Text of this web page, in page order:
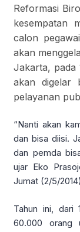
Reformasi
kesempatan
calon
akan
Jakarta, pada
akan digelar
pelayanan
“Nanti akan
dan bisa diisi.
dan pemda
ujar Eko
Jumat (2/5/
Tahun ini, dari
60.000 orang